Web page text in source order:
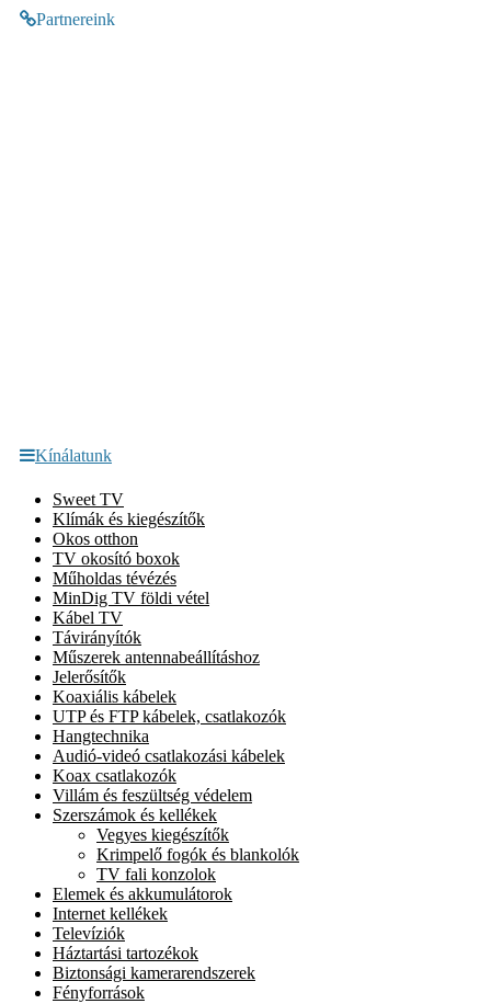
Partnereink
Kínálatunk
Sweet TV
Klímák és kiegészítők
Okos otthon
TV okosító boxok
Műholdas tévézés
MinDig TV földi vétel
Kábel TV
Távirányítók
Műszerek antennabeállításhoz
Jelerősítők
Koaxiális kábelek
UTP és FTP kábelek, csatlakozók
Hangtechnika
Audió-videó csatlakozási kábelek
Koax csatlakozók
Villám és feszültség védelem
Szerszámok és kellékek
Vegyes kiegészítők
Krimpelő fogók és blankolók
TV fali konzolok
Elemek és akkumulátorok
Internet kellékek
Televíziók
Háztartási tartozékok
Biztonsági kamerarendszerek
Fényforrások